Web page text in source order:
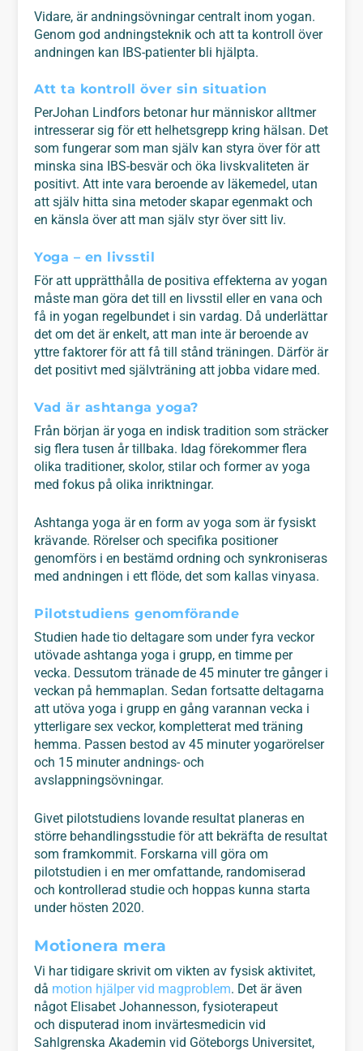
Vidare, är andningsövningar centralt inom yogan.
Genom god andningsteknik och att ta kontroll över
andningen kan IBS-patienter bli hjälpta.
Att ta kontroll över sin situation
PerJohan Lindfors betonar hur människor alltmer
intresserar sig för ett helhetsgrepp kring hälsan. Det
som fungerar som man själv kan styra över för att
minska sina IBS-besvär och öka livskvaliteten är
positivt. Att inte vara beroende av läkemedel, utan
att själv hitta sina metoder skapar egenmakt och
en känsla över att man själv styr över sitt liv.
Yoga – en livsstil
För att upprätthålla de positiva effekterna av yogan
måste man göra det till en livsstil eller en vana och
få in yogan regelbundet i sin vardag. Då underlättar
det om det är enkelt, att man inte är beroende av
yttre faktorer för att få till stånd träningen. Därför är
det positivt med självträning att jobba vidare med.
Vad är ashtanga yoga?
Från början är yoga en indisk tradition som sträcker
sig flera tusen år tillbaka. Idag förekommer flera
olika traditioner, skolor, stilar och former av yoga
med fokus på olika inriktningar.
Ashtanga yoga är en form av yoga som är fysiskt
krävande. Rörelser och specifika positioner
genomförs i en bestämd ordning och synkroniseras
med andningen i ett flöde, det som kallas vinyasa.
Pilotstudiens genomförande
Studien hade tio deltagare som under fyra veckor
utövade ashtanga yoga i grupp, en timme per
vecka. Dessutom tränade de 45 minuter tre gånger i
veckan på hemmaplan. Sedan fortsatte deltagarna
att utöva yoga i grupp en gång varannan vecka i
ytterligare sex veckor, kompletterat med träning
hemma. Passen bestod av 45 minuter yogarörelser
och 15 minuter andnings- och
avslappningsövningar.
Givet pilotstudiens lovande resultat planeras en
större behandlingsstudie för att bekräfta de resultat
som framkommit. Forskarna vill göra om
pilotstudien i en mer omfattande, randomiserad
och kontrollerad studie och hoppas kunna starta
under hösten 2020.
Motionera mera
Vi har tidigare skrivit om vikten av fysisk aktivitet,
då motion hjälper vid magproblem. Det är även
något Elisabet Johannesson, fysioterapeut
och disputerad inom invärtesmedicin vid
Sahlgrenska Akademin vid Göteborgs Universitet,